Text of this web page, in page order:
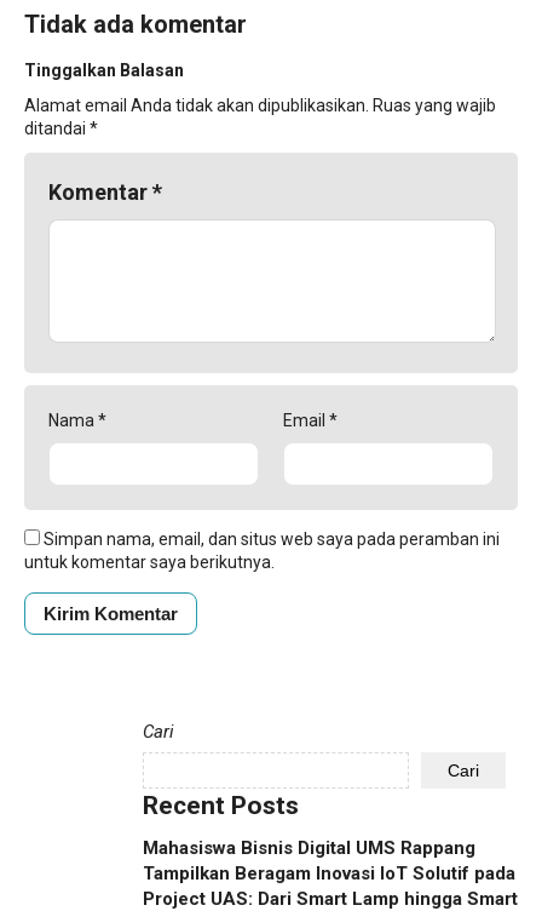
Tidak ada komentar
Tinggalkan Balasan
Alamat email Anda tidak akan dipublikasikan. Ruas yang wajib
ditandai *
Komentar*
Nama * Email *
Simpan nama, email, dan situs web saya pada peramban ini
untuk komentar saya berikutnya.
Cari
Cari
Recent Posts
Mahasiswa Bisnis Digital UMS Rappang
Tampilkan Beragam Inovasi IoT Solutif pada
Project UAS: Dari Smart Lamp hingga Smart